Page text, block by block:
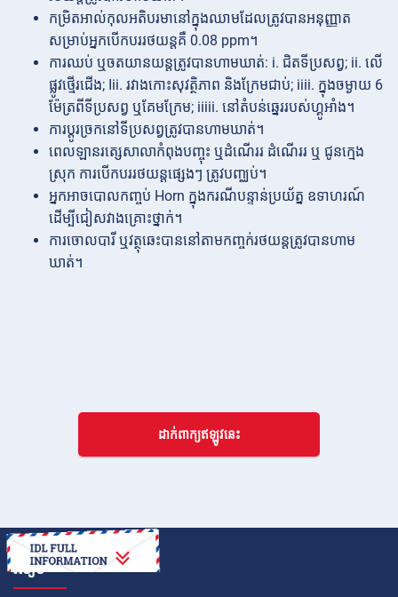
កម្រិតអាល់កុលអតិបរមានៅក្នុងឈាមដែលត្រូវបានអនុញ្ញាត
សម្រាប់អ្នកបើកបររថយន្តគឺ 0.08 ppm។
ការឈប់ ឬចតយានយន្តត្រូវបានហាមឃាត់: i. ជិតទីប្រសព្វ; ii. លើ
ផ្លូវថ្មើរជើង; Iii. រវាងកោះសុវត្ថិភាព និងក្រែមជាប់; iiii. ក្នុងចម្ងាយ 6
ម៉ែត្រពីទីប្រសព្វ ឬគែមក្រែម; iiiii. នៅតំបន់ឆ្នេររបស់ហ្គូអាំង។
ការប្តូរច្រកនៅទីប្រសព្វត្រូវបានហាមឃាត់។
ពេលឡានរតេ្សសាលាកំពុងបញ្ចុះ ឬដំណើររ ដំណើររ ឬ ជូនក្មេង
ស្រុក ការបើកបររថយន្តផ្សេងៗ ត្រូវបញ្ឈប់។
អ្នកអាចបោលកញ្ចប់ Horn ក្នុងករណីបន្ទាន់ប្រយ័ត្ន ឧទាហរណ៍
ដើម្បីជៀសវាងគ្រោះថ្នាក់។
ការចោលបារី ឬវត្ថុឆេះបាននៅតាមកញ្ចក់រថយន្តត្រូវបានហាម
ឃាត់។
ដាក់ពាក្យឥឡូវនេះ
របៀប